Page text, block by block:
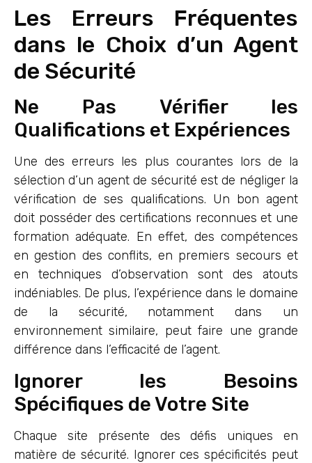
Les Erreurs Fréquentes
dans le Choix d’un Agent
de Sécurité
Ne Pas Vérifier les
Qualifications et Expériences
Une des erreurs les plus courantes lors de la
sélection d’un agent de sécurité est de négliger la
vérification de ses qualifications. Un bon agent
doit posséder des certifications reconnues et une
formation adéquate. En effet, des compétences
en gestion des conflits, en premiers secours et
en techniques d’observation sont des atouts
indéniables. De plus, l’expérience dans le domaine
de la sécurité, notamment dans un
environnement similaire, peut faire une grande
différence dans l’efficacité de l’agent.
Ignorer les Besoins
Spécifiques de Votre Site
Chaque site présente des défis uniques en
matière de sécurité. Ignorer ces spécificités peut